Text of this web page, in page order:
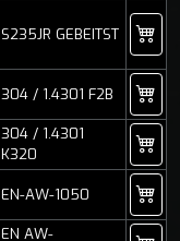
S235JR GEBEITST
304 / 1.4301 F2B
304 / 1.4301
K320
EN-AW-1050
EN AW-